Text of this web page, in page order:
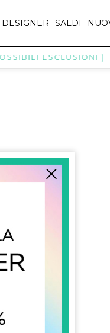
DESIGNER SALDI
ESCLUSIONI )